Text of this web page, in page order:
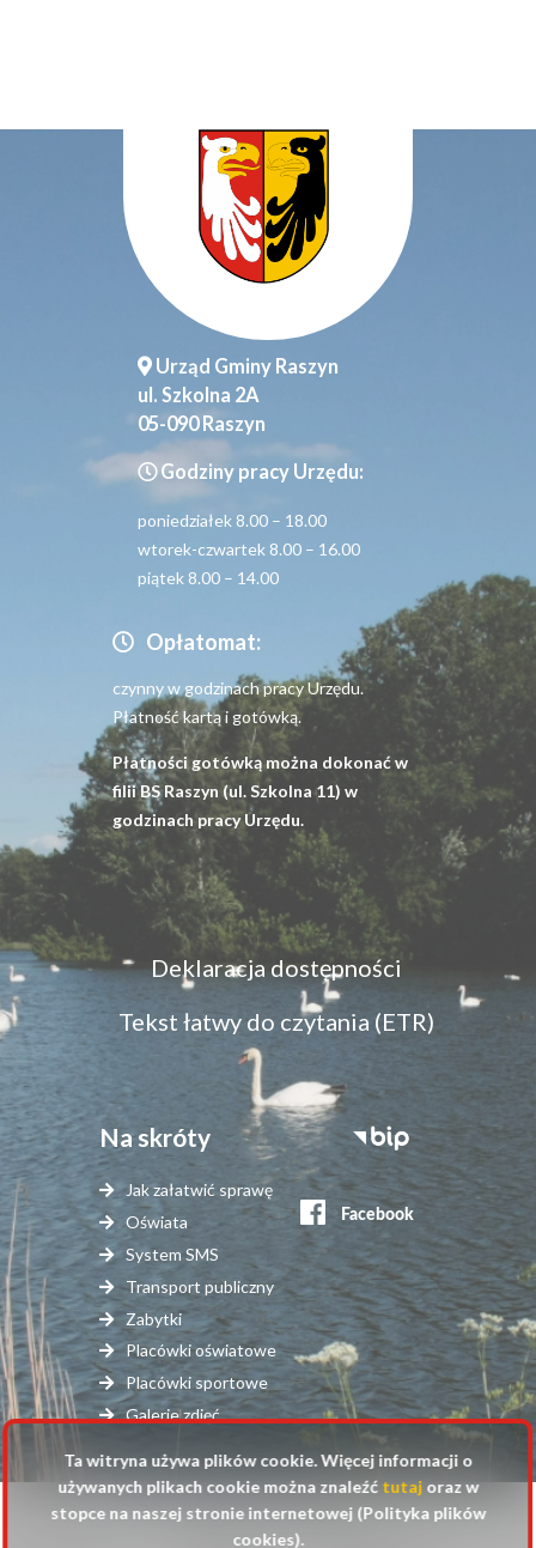
Urząd Gminy Raszyn
ul. Szkolna 2A
05-090 Raszyn
Godziny pracy Urzędu:
poniedziałek 8.00 – 18.00
wtorek-czwartek 8.00 – 16.00
piątek 8.00 – 14.00
Opłatomat:
czynny w godzinach pracy Urzędu.
Płatność kartą i gotówką.
Płatności gotówką można dokonać w
filii BS Raszyn (ul. Szkolna 11) w
godzinach pracy Urzędu.
Menu
dostępność
Deklaracja dostępności
Tekst łatwy do czytania (ETR)
Na skróty
Jak załatwić sprawę
Oświata
System SMS
Transport publiczny
Zabytki
Placówki oświatowe
Placówki sportowe
Galerie zdjęć
Stopka
serwisy
zewnętrzne
© 2025 Urząd Gminy Raszyn
Ta witryna używa plików cookie. Więcej informacji o
używanych plikach cookie można znaleźć tutajoraz w
stopce na naszej stronie internetowej (Polityka plików
cookies).